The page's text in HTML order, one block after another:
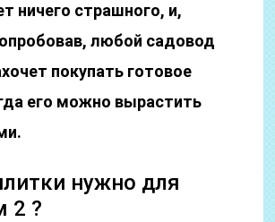
ничего страшного, и,
любой садовод
покупать готовое
его можно вырастить
нужно для
2 ?